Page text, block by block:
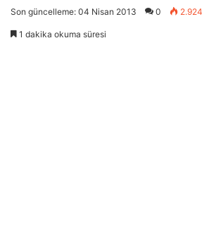
one-
Son güncelleme: 04 Nisan 2013 0 2.924
1 dakika okuma süresi